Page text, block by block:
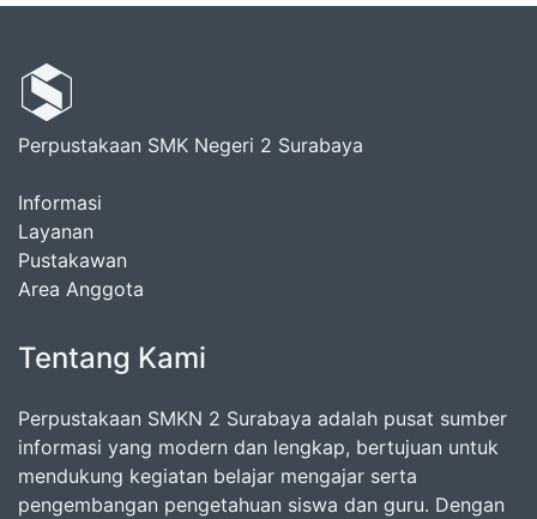
Perpustakaan SMK Negeri 2 Surabaya
Informasi
Layanan
Pustakawan
Area Anggota
Tentang Kami
Perpustakaan SMKN 2 Surabaya adalah pusat sumber
informasi yang modern dan lengkap, bertujuan untuk
mendukung kegiatan belajar mengajar serta
pengembangan pengetahuan siswa dan guru. Dengan